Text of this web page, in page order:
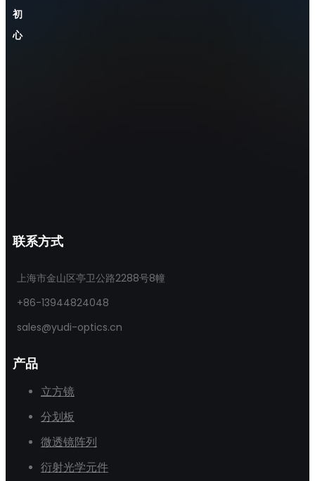
初
心
联系方式
上海市金山区亭卫公路2288号8幢
+86-13944824048
sales@yudi-optics.cn
产品
立方镜
分划板
微透镜阵列
衍射光学元件